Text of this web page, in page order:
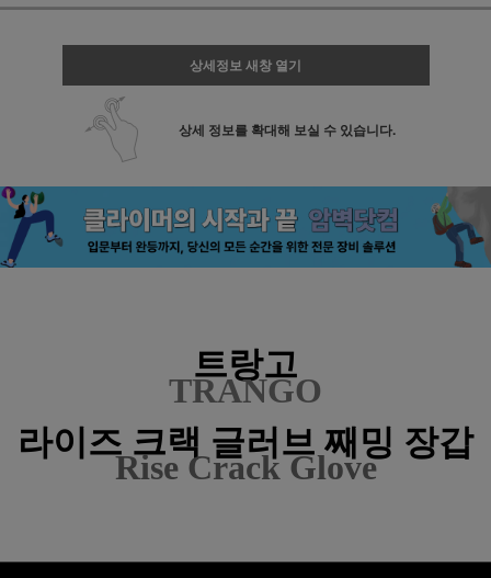
상세정보 새창 열기
상세 정보를 확대해 보실 수 있습니다.
트랑고
TRANGO
라이즈 크랙 글러브 째밍 장갑
Rise Crack Glove